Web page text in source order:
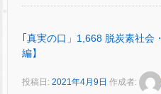
｢真実の口」1,668 脱炭素社
編】
投稿日: 2021年4月9日 作成者: